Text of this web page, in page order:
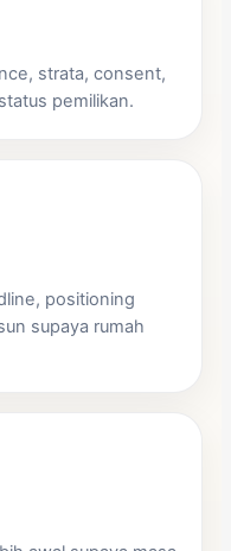
strata, consent,
pemilikan.
positioning
supaya rumah